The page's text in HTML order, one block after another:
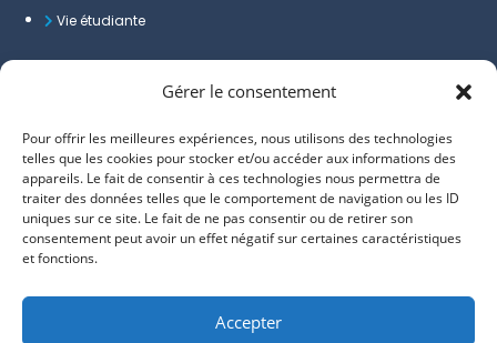
Gérer le consentement
Pour offrir les meilleures expériences, nous utilisons des technologies
telles que les cookies pour stocker et/ou accéder aux informations des
appareils. Le fait de consentir à ces technologies nous permettra de
traiter des données telles que le comportement de navigation ou les ID
uniques sur ce site. Le fait de ne pas consentir ou de retirer son
consentement peut avoir un effet négatif sur certaines caractéristiques
et fonctions.
Accepter
Vie étudiante
Admissions
Actualités